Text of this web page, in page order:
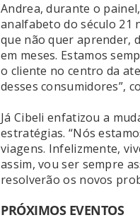
Andrea, durante o
analfabeto do século 21
que não quer aprender,
em meses. Estamos
o cliente no centro da
desses consumidores”,
Já Cibeli enfatizou a
estratégias. “Nós
viagens. Infelizmente,
assim, vou ser sempre
resolverão os novos
PRÓXIMOS EVENTOS